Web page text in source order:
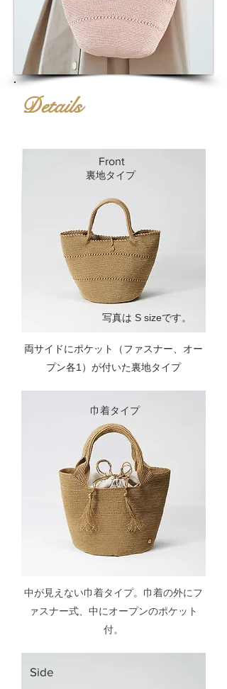
Details
Front
​写真は S sizeです。
裏地タイプ
両サイドにポケット（ファスナー、オー
プン各1）が付いた裏地タイプ
巾着タイプ
​中が見えない巾着タイプ。巾着の外にフ
ァスナー式、中にオープンのポケット
付。
Side